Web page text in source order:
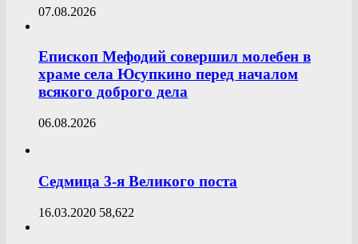
07.08.2026
Епископ Мефодий совершил молебен в
храме села Юсупкино перед началом
всякого доброго дела
06.08.2026
Седмица 3-я Великого поста
16.03.2020 58,622